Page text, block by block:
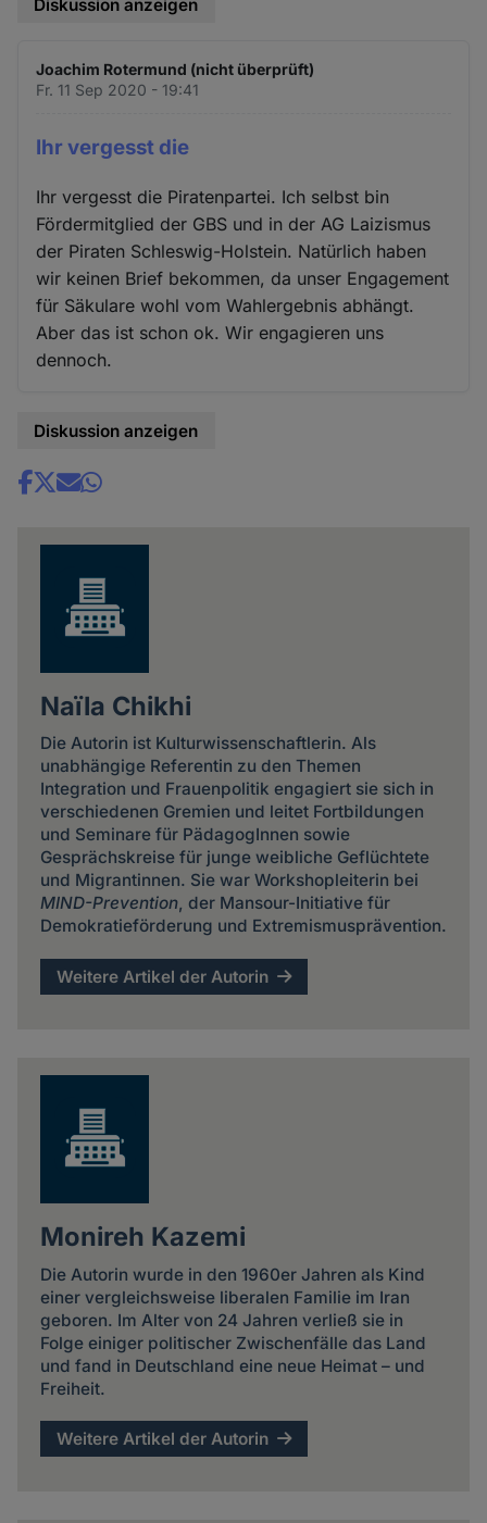
Diskussion anzeigen
Joachim Rotermund (nicht überprüft)
Fr. 11 Sep 2020 - 19:41
Ihr vergesst die
Ihr vergesst die Piratenpartei. Ich selbst bin
Fördermitglied der GBS und in der AG Laizismus
der Piraten Schleswig-Holstein. Natürlich haben
wir keinen Brief bekommen, da unser Engagement
für Säkulare wohl vom Wahlergebnis abhängt.
Aber das ist schon ok. Wir engagieren uns
dennoch.
Diskussion anzeigen
Share
Naïla Chikhi
Die Autorin ist Kulturwissenschaftlerin. Als
unabhängige Referentin zu den Themen
Integration und Frauenpolitik engagiert sie sich in
verschiedenen Gremien und leitet Fortbildungen
und Seminare für PädagogInnen sowie
Gesprächskreise für junge weibliche Geflüchtete
und Migrantinnen. Sie war Workshopleiterin bei
MIND-Prevention, der Mansour-Initiative für
Demokratieförderung und Extremismusprävention.
Weitere Artikel der Autorin
Monireh Kazemi
Die Autorin wurde in den 1960er Jahren als Kind
einer vergleichsweise liberalen Familie im Iran
geboren. Im Alter von 24 Jahren verließ sie in
Folge einiger politischer Zwischenfälle das Land
und fand in Deutschland eine neue Heimat – und
Freiheit.
Weitere Artikel der Autorin